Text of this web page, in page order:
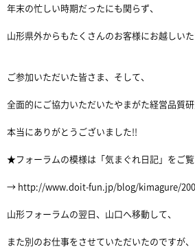
年末の忙しい時期だったにも関らず、
山形県外からもたくさんのお客様にお越しいた
ご参加いただいた皆さま、そして、
全面的にご協力いただいたやまがた経営品質研
本当にありがとうございました!!
★フォーラムの模様は「気まぐれ日記」をご覧
→ http://www.doit-fun.jp/blog/kimagure/
山形フォーラムの翌日、山口へ移動して、
また別のお仕事をさせていただいたのですが、